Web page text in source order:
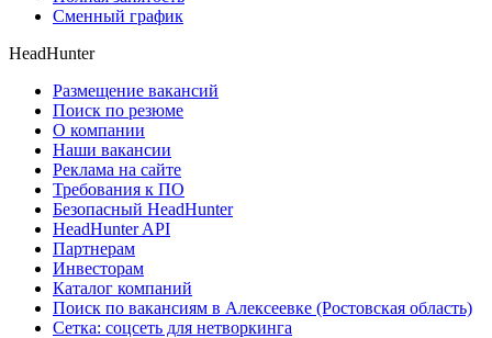
Сменный график
HeadHunter
Размещение вакансий
Поиск по резюме
О компании
Наши вакансии
Реклама на сайте
Требования к ПО
Безопасный HeadHunter
HeadHunter API
Партнерам
Инвесторам
Каталог компаний
Поиск по вакансиям в Алексеевке (Ростовская область)
Сетка: соцсеть для нетворкинга